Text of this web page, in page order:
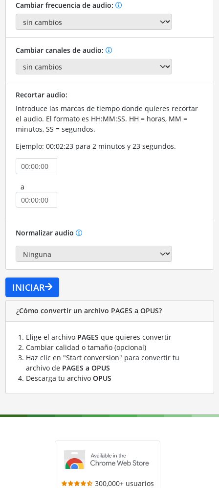
Cambiar frecuencia de audio:
Cambiar canales de audio:
Recortar audio:
Introduce las marcas de tiempo donde quieres recortar
el audio. El formato es HH:MM:SS. HH = horas, MM =
minutos, SS = segundos.
Ejemplo: 00:02:23 para 2 minutos y 23 segundos.
a
Normalizar audio
INICIAR
¿Cómo convertir un archivo PAGES a OPUS?
Elige el archivo PAGES que quieres convertir
Cambiar calidad o tamaño (opcional)
Haz clic en "Start conversion" para convertir tu
archivo de PAGES a OPUS
Descarga tu archivo OPUS
300,000+ usuarios